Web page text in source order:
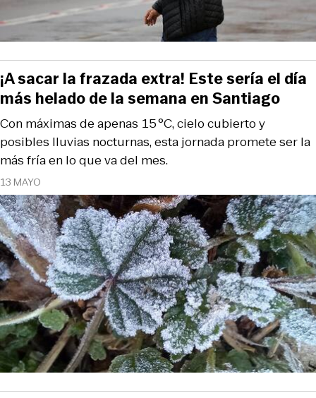
13 MAYO
Con máximas de apenas 15 °C, cielo cubierto y
posibles lluvias nocturnas, esta jornada promete ser la
más fría en lo que va del mes.
¡A sacar la frazada extra! Este sería el día
más helado de la semana en Santiago